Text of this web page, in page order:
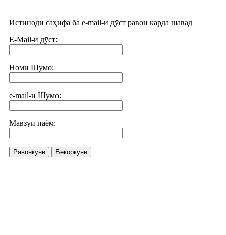
Истиноди саҳифа ба e-mail-и дӯст равон карда шавад
E-Mail-и дӯст:
Номи Шумо:
e-mail-и Шумо:
Мавзӯи паём:
Равонкунӣ Бекоркунӣ